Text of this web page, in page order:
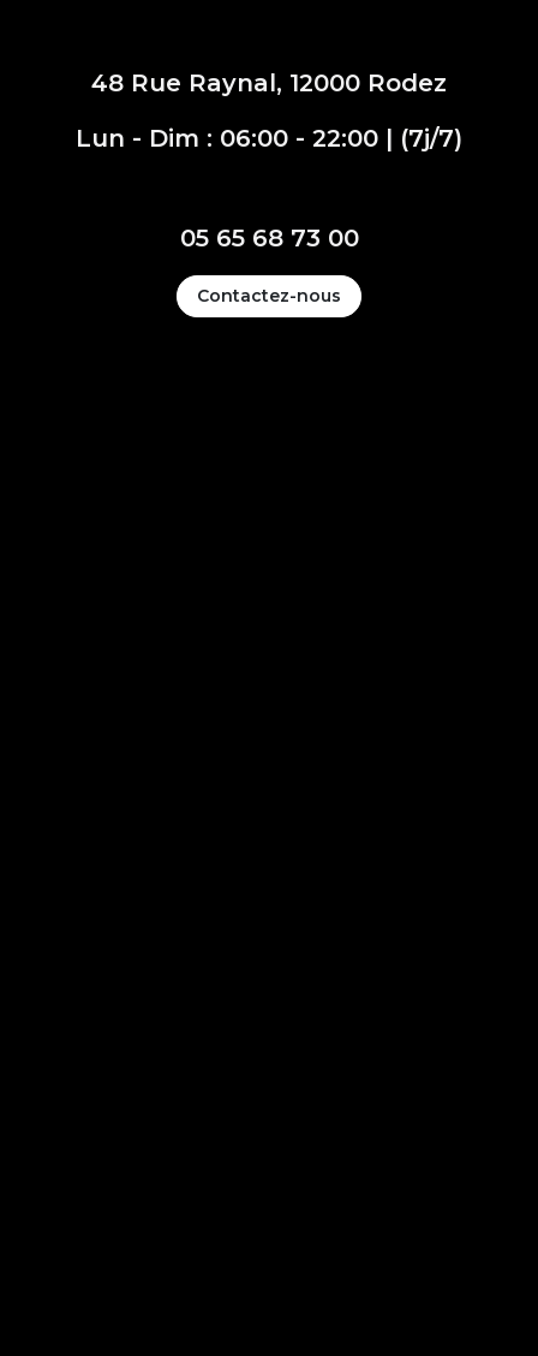
En cours de chargement...
48 Rue Raynal, 12000 Rodez
Lun - Dim : 06:00 - 22:00 | (7j/7)
05 65 68 73 00
Contactez-nous